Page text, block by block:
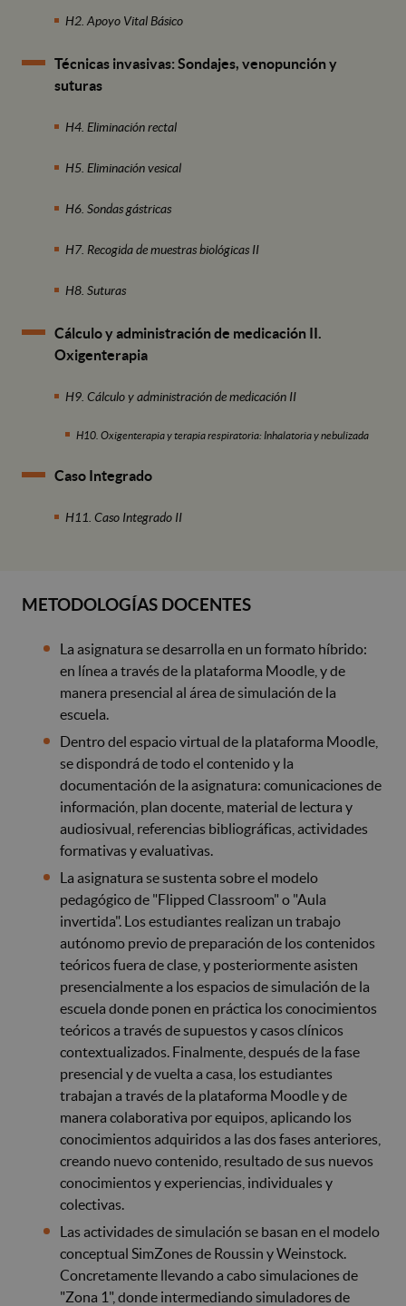
H2. Apoyo Vital Básico
Técnicas invasivas: Sondajes, venopunción y
suturas
H4. Eliminación rectal
H5. Eliminación vesical
H6. Sondas gástricas
H7. Recogida de muestras biológicas II
H8. Suturas
Cálculo y administración de medicación II.
Oxigenterapia
H9. Cálculo y administración de medicación II
H10. Oxigenterapia y terapia respiratoria: Inhalatoria y nebulizada
Caso Integrado
H11. Caso Integrado II
METODOLOGÍAS DOCENTES
La asignatura se desarrolla en un formato híbrido:
en línea a través de la plataforma Moodle, y de
manera presencial al área de simulación de la
escuela.
Dentro del espacio virtual de la plataforma Moodle,
se dispondrá de todo el contenido y la
documentación de la asignatura: comunicaciones de
información, plan docente, material de lectura y
audiosivual, referencias bibliográficas, actividades
formativas y evaluativas.
La asignatura se sustenta sobre el modelo
pedagógico de "Flipped Classroom" o "Aula
invertida". Los estudiantes realizan un trabajo
autónomo previo de preparación de los contenidos
teóricos fuera de clase, y posteriormente asisten
presencialmente a los espacios de simulación de la
escuela donde ponen en práctica los conocimientos
teóricos a través de supuestos y casos clínicos
contextualizados. Finalmente, después de la fase
presencial y de vuelta a casa, los estudiantes
trabajan a través de la plataforma Moodle y de
manera colaborativa por equipos, aplicando los
conocimientos adquiridos a las dos fases anteriores,
creando nuevo contenido, resultado de sus nuevos
conocimientos y experiencias, individuales y
colectivas.
Las actividades de simulación se basan en el modelo
conceptual SimZones de Roussin y Weinstock.
Concretamente llevando a cabo simulaciones de
"Zona 1", donde intermediando simuladores de